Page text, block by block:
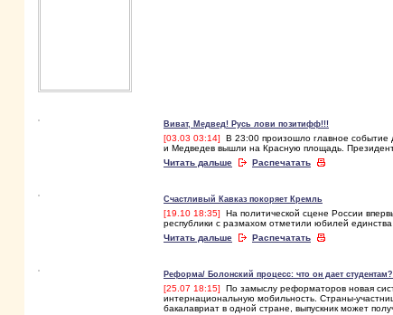
Виват, Медвед! Русь лови позитифф!!!
[03.03 03:14] В 23:00 произошло главное событие
и Медведев вышли на Красную площадь.
Читать дальше
Распечатать
Счастливый Кавказ покоряет Кремль
[19.10 18:35] На политической сцене России
республики с размахом отметили юбилей
Читать дальше
Распечатать
Реформа/ Болонский процесс: что он дает студентам?
[25.07 18:15] По замыслу реформаторов новая
интернациональную мобильность. Страны-
бакалавриат в одной стране, выпускник может